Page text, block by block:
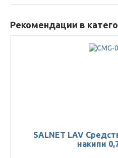
Рекомендации в
SALNET LAV
накипи